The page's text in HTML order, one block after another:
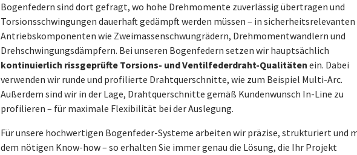
Bogenfedern sind dort gefragt, wo hohe Drehmomente zuverlässig übertragen und
Torsionsschwingungen dauerhaft gedämpft werden müssen – in sicherheitsrelevanten
Antriebskomponenten wie Zweimassenschwungrädern, Drehmomentwandlern und
Drehschwingungsdämpfern. Bei unseren Bogenfedern setzen wir hauptsächlich
kontinuierlich rissgeprüfte Torsions- und Ventilfederdraht-Qualitäten ein. Dabei
verwenden wir runde und profilierte Drahtquerschnitte, wie zum Beispiel Multi-Arc.
Außerdem sind wir in der Lage, Drahtquerschnitte gemäß Kundenwunsch In-Line zu
profilieren – für maximale Flexibilität bei der Auslegung.
Für unsere hochwertigen Bogenfeder-Systeme arbeiten wir präzise, strukturiert und
dem nötigen Know-how – so erhalten Sie immer genau die Lösung, die Ihr Projekt